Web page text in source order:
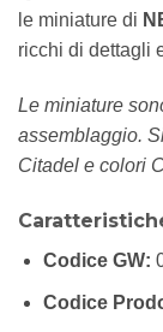
le miniature di
ricchi di dettagli
Le miniature
assemblaggio.
Citadel e colori
Codice GW:
Codice